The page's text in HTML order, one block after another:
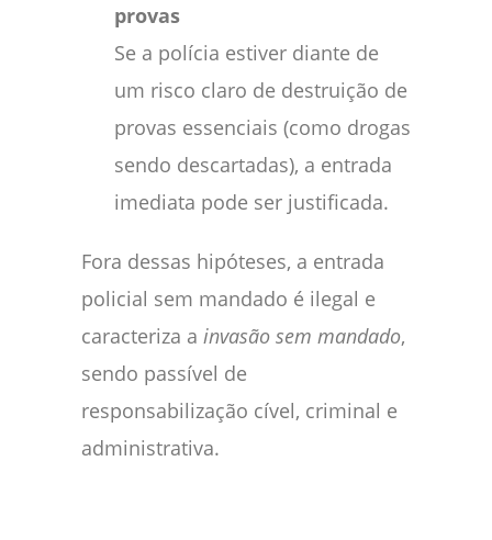
provas
Se a polícia estiver diante de
um risco claro de destruição de
provas essenciais (como drogas
sendo descartadas), a entrada
imediata pode ser justificada.
Fora dessas hipóteses, a entrada
policial sem mandado é ilegal e
caracteriza a invasão sem mandado,
sendo passível de
responsabilização cível, criminal e
administrativa.